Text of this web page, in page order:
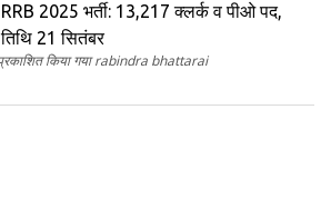
2025 भर्ती: 13,217 क्लर्क व पीओ पद,
21 सितंबर
प्रकाशित किया गया rabindra bhattarai